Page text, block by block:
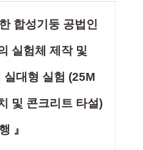
합성기둥 공법인
실 험체 제작 및
실대형 실험 (25M
및 콘크리트 타설)
』